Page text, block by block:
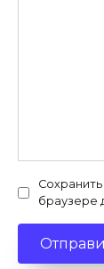
браузере